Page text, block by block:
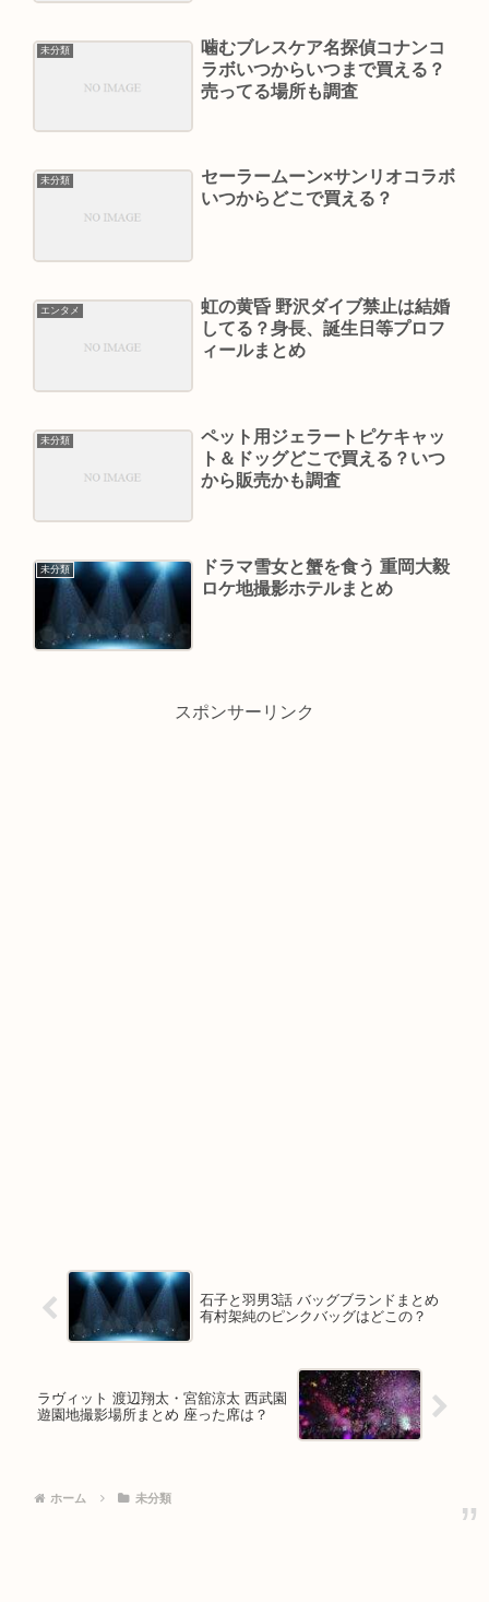
未分類
噛むブレスケア名探偵コナンコ
ラボいつからいつまで買える？
売ってる場所も調査
未分類
セーラームーン×サンリオコラボ
いつからどこで買える？
エンタメ
虹の黄昏 野沢ダイブ禁止は結婚
してる？身長、誕生日等プロフ
ィールまとめ
未分類
ペット用ジェラートピケキャッ
ト＆ドッグどこで買える？いつ
から販売かも調査
未分類
ドラマ雪女と蟹を食う 重岡大毅
ロケ地撮影ホテルまとめ
スポンサーリンク
石子と羽男3話 バッグブランドまとめ
有村架純のピンクバッグはどこの？
ラヴィット 渡辺翔太・宮舘涼太 西武園
遊園地撮影場所まとめ 座った席は？
ホーム 未分類